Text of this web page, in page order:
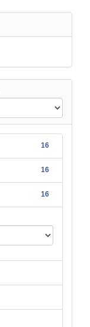
16
16
16